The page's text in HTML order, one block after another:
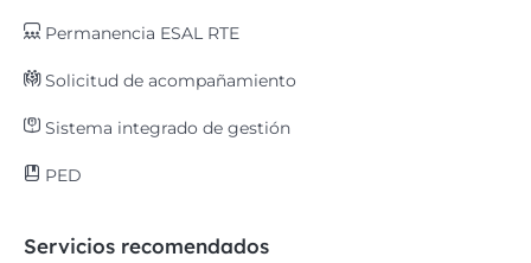
Permanencia ESAL RTE
Solicitud de acompañamiento
Sistema integrado de gestión
PED
Servicios recomendados